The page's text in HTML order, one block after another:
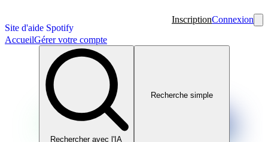
Site d'aide Spotify
InscriptionConnexion
AccueilGérer votre compte
Rechercher avec l'IA
Recherche simple